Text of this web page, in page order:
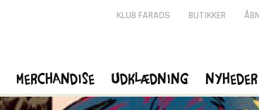
KLUB FARAOS BUTIKKER
Merchandise Udklædning Nyheder